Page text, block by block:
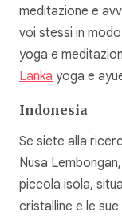
meditazione e
voi stessi in
yoga e
Lanka yoga e
Indonesia
Se siete alla
Nusa
piccola isola,
cristalline e le